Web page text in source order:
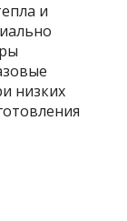
и
низких